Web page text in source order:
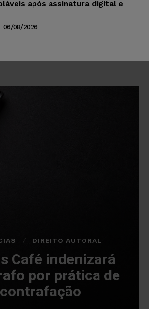
após assinatura digital e
06/08/2026